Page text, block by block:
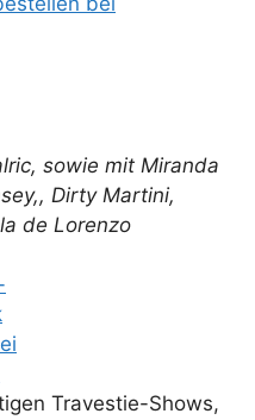
sowie mit Miranda
Dirty Martini,
de Lorenzo
Travestie-Shows,